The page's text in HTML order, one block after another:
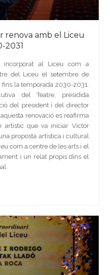
renova amb el Liceu
2031
incorporat al Liceu com a
del Liceu el setembre de
la temporada 2030-2031.
del Teatre, presidida
del president i del director
renovació es reafirma
artístic que va iniciar Víctor
proposta artística i cultural
com a centre de les arts i el
i un relat propis dins el